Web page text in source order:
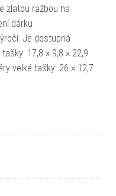
zlatou ražbou na
dárku
Je dostupná
17,8 × 9,8 × 22,9
velké tašky: 26 × 12,7